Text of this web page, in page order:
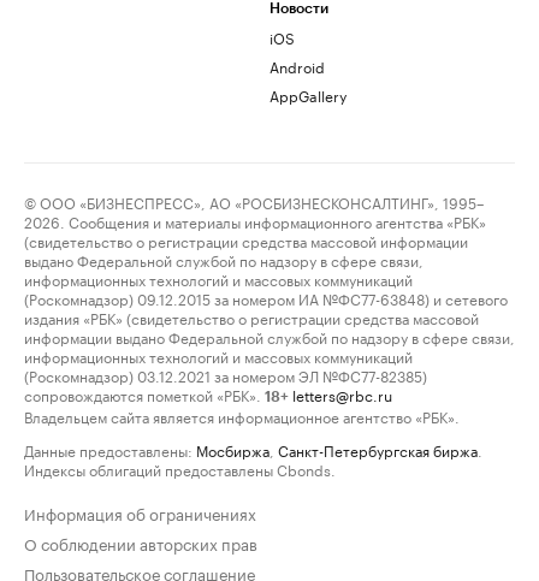
Новости
iOS
Android
AppGallery
© ООО «БИЗНЕСПРЕСС», АО «РОСБИЗНЕСКОНСАЛТИНГ», 1995–
2026. Сообщения и материалы информационного агентства «РБК»
(свидетельство о регистрации средства массовой информации
выдано Федеральной службой по надзору в сфере связи,
информационных технологий и массовых коммуникаций
(Роскомнадзор) 09.12.2015 за номером ИА №ФС77-63848) и сетевого
издания «РБК» (свидетельство о регистрации средства массовой
информации выдано Федеральной службой по надзору в сфере связи,
информационных технологий и массовых коммуникаций
(Роскомнадзор) 03.12.2021 за номером ЭЛ №ФС77-82385)
сопровождаются пометкой «РБК».
18+ letters@rbc.ru
Владельцем сайта является информационное агентство «РБК».
Данные предоставлены: Мосбиржа Санкт-Петербургская биржа
Индексы облигаций предоставлены Cbonds.
Информация об ограничениях
О соблюдении авторских прав
Пользовательское соглашение